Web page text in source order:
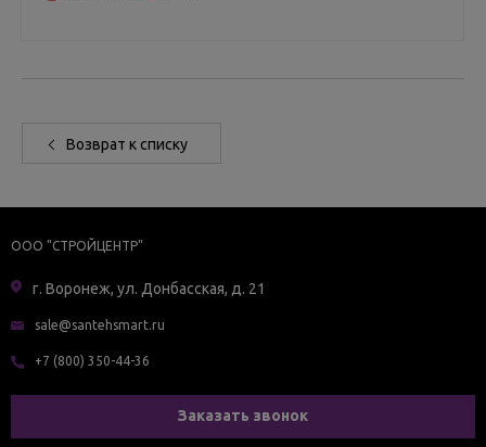
Возврат к списку
ООО "СТРОЙЦЕНТР"
г. Воронеж, ул. Донбасская, д. 21
sale@santehsmart.ru
+7 (800) 350-44-36
Заказать звонок